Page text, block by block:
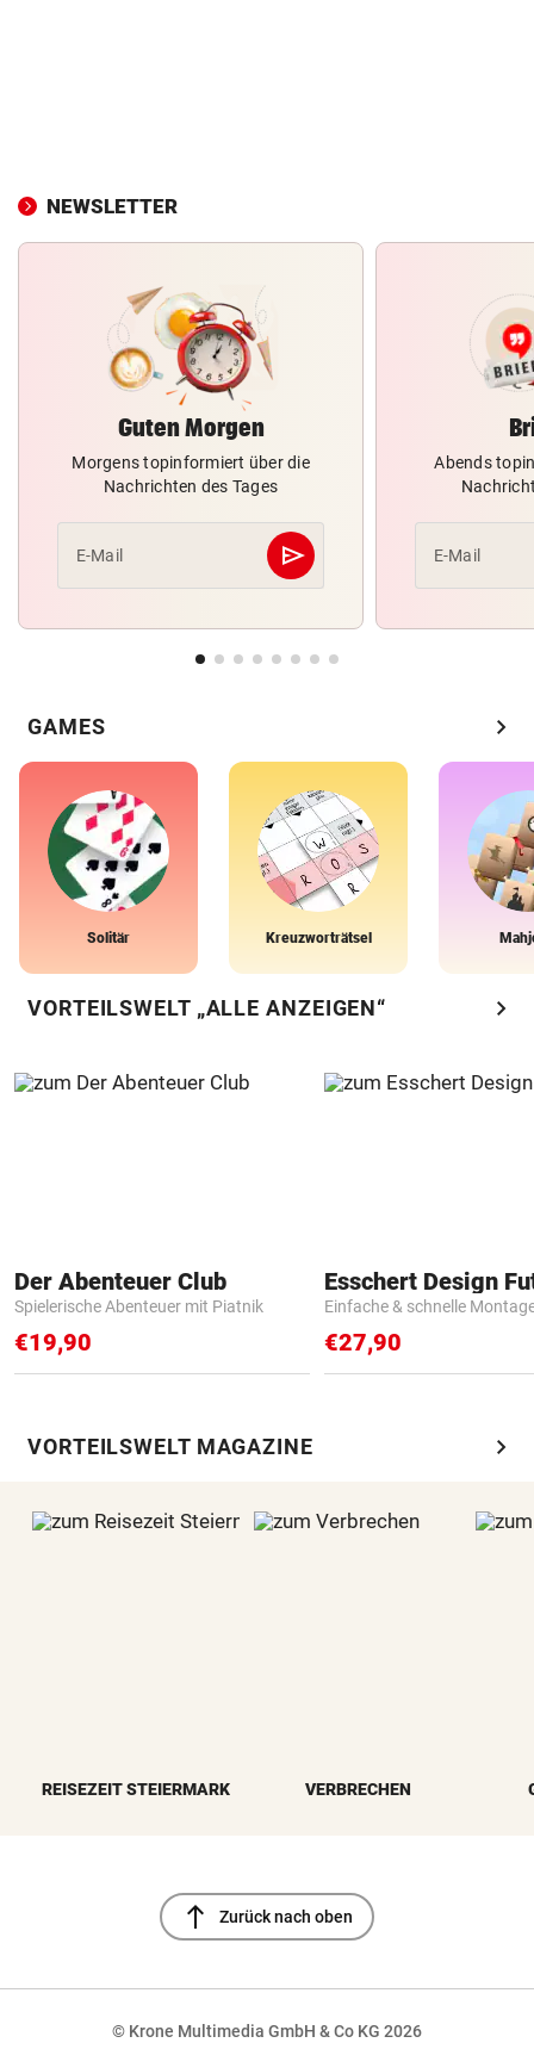
NEWSLETTER
Guten Morgen
Morgens topinformiert über die
Nachrichten des Tages
E-Mail send
Abschicken
Abends
E-Mail
GAMES chevron_right
Solitär Kreuzworträtsel
VORTEILSWELT „ALLE ANZEIGEN“ chevron_right
Der Abenteuer Club
Spielerische Abenteuer mit Piatnik
€19,90
Einfache & schnelle
€27,90
VORTEILSWELT MAGAZINE chevron_right
REISEZEIT STEIERMARK VERBRECHEN
north Zurück nach oben
© Krone Multimedia GmbH & Co KG 2026